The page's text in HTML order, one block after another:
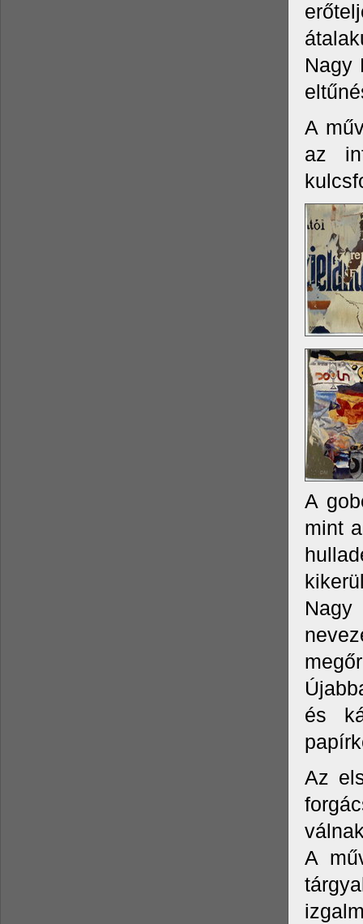
Nagy
A
az
A
mint
és
Az
A